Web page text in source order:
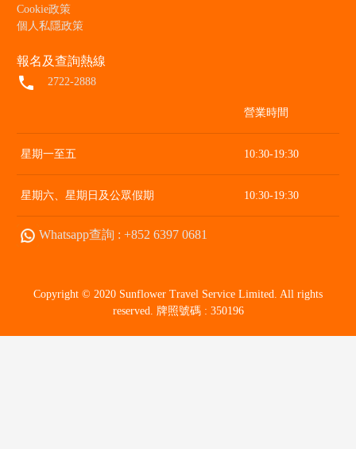
Cookie政策
個人私隱政策
報名及查詢熱線
local_phone 2722-2888
營業時間
星期一至五 10:30-19:30
星期六、星期日及公眾假期 10:30-19:30
Whatsapp查詢 : +852 6397 0681
Copyright © 2020 Sunflower Travel Service Limited. All rights
reserved. 牌照號碼 : 350196